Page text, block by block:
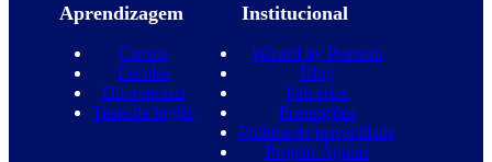
Aprendizagem
Cursos
Escolas
Diferenciais
Teste de inglês
Institucional
Wizard by Pearson
Blog
Parcerias
Promoções
Política de privacidade
Projeto Águias